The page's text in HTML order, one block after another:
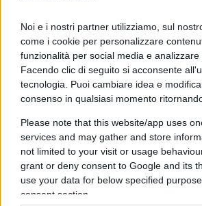
Noi e i nostri partner utilizziamo, sul
come i cookie per personalizzare
funzionalità per social media e analizzare
Facendo clic di seguito si acconsente
tecnologia. Puoi cambiare idea e
consenso in qualsiasi momento
Please note that this website/app uses
services and may gather and store
not limited to your visit or usage
grant or deny consent to Google and its
use your data for below specified
consent section.
Quando invece, come in questo
2021, succede che i tassi
salire – infiammati anche da un
del prezzo delle materie prime –
prendono la strada che meno
ribasso.
E ancora una volta ci viene in
saggio, Warren Buffett; proprio
precisa domanda: